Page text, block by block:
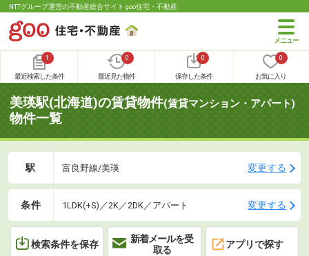
NTTグループ運営の不動産総合サイト goo住宅・不動産
1
最近検索した条件
0
最近見た物件
0
保存した条件
0
お気に入り
美瑛駅(北海道)の賃貸物件(賃貸マンション・アパート)
物件一覧
駅 富良野線/美瑛 変更する
条件 1LDK(+S)／2K／2DK／アパート 変更する
検索条件を保存
新着メールを受
取る
アプリで探す